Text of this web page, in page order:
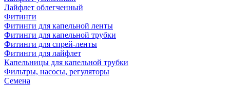
Лайфлет облегченный
Фитинги
Фитинги для капельной ленты
Фитинги для капельной трубки
Фитинги для спрей-ленты
Фитинги для лайфлет
Капельницы для капельной трубки
Фильтры, насосы, регуляторы
Семена